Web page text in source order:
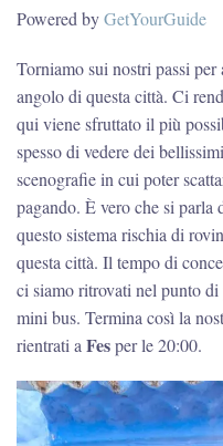
Powered byGetYourGuide
Torniamo sui nostri passi
angolo di questa città. Ci
qui viene sfruttato il più
spesso di vedere dei bellissimi
scenografie in cui poter
pagando. È vero che si
questo sistema rischia di
questa città. Il tempo di
ci siamo ritrovati nel punto
mini bus. Termina così la
rientrati a Fesper le 20:00.